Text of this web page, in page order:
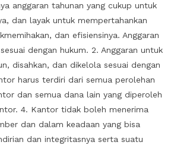
anggaran tahunan yang cukup untuk
dan layak untuk mempertahankan
dan efisiensinya. Anggaran
dengan hukum. 2. Anggaran untuk
disahkan, dan dikelola sesuai dengan
harus terdiri dari semua perolehan
dan semua dana lain yang diperoleh
4. Kantor tidak boleh menerima
dan dalam keadaan yang bisa
dan integritasnya serta suatu